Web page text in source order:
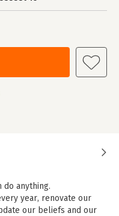
do anything.
year, renovate our
our beliefs and our